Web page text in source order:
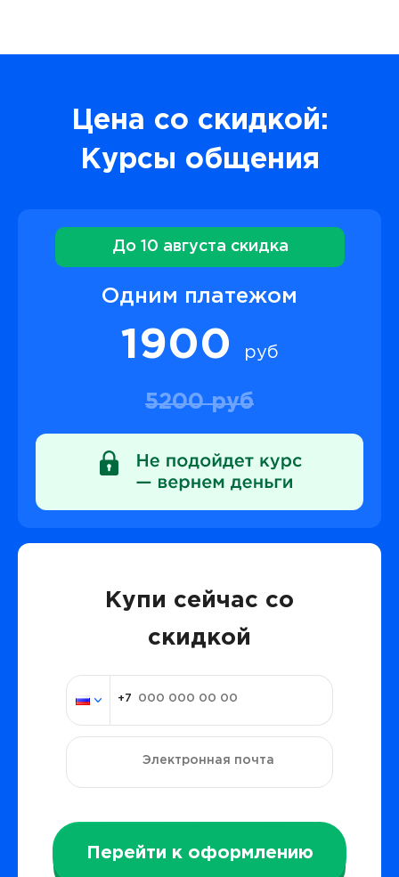
Цена со скидкой:
Курсы общения
До 10 августа скидка
Одним платежом
1900 руб
5200 руб
Купи сейчас со
скидкой
Перейти к оформлению